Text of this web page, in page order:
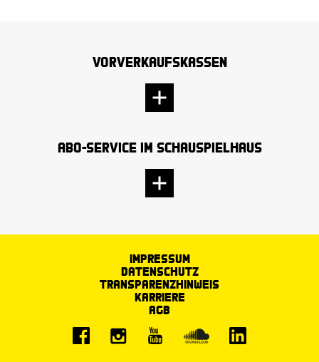
Vorverkaufskassen
Abo-Service im Schauspielhaus
Impressum
Datenschutz
Transparenzhinweis
Karriere
AGB